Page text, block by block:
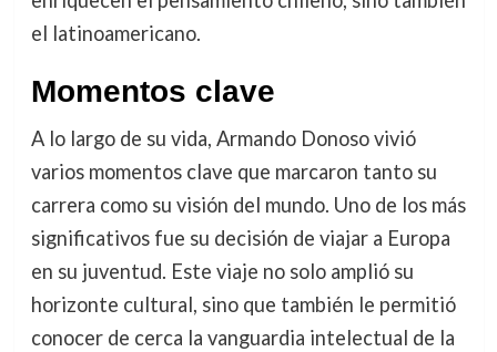
el latinoamericano.
Momentos clave
A lo largo de su vida, Armando Donoso vivió
varios momentos clave que marcaron tanto su
carrera como su visión del mundo. Uno de los más
significativos fue su decisión de viajar a Europa
en su juventud. Este viaje no solo amplió su
horizonte cultural, sino que también le permitió
conocer de cerca la vanguardia intelectual de la